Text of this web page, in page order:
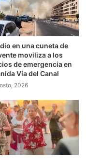
en una cuneta de
moviliza a los
de emergencia en
Vía del Canal
2026